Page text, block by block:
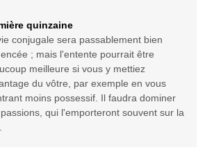
quinzaine
conjugale sera passablement bien
; mais l'entente pourrait être
meilleure si vous y mettiez
du vôtre, par exemple en vous
moins possessif. Il faudra dominer
qui l'emporteront souvent sur la